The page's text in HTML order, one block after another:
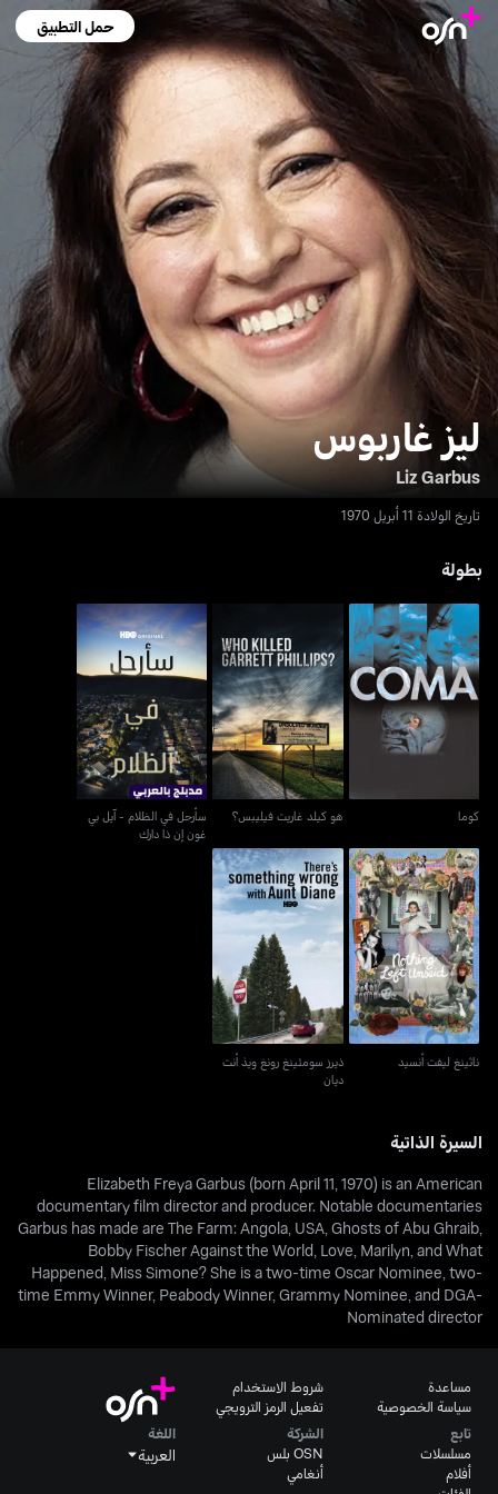
حمل التطبيق
ليز غاربوس
Liz Garbus
تاريخ الولادة 11 أبريل 1970
بطولة
كوما
كوما
هو كيلد غاريت فيليبس؟
هو كيلد غاريت فيليبس؟
سأرحل في الظلام - آيل بي
غون إن ذا دارك
سأرحل في الظلام - آيل بي
غون إن ذا دارك
ناثينغ ليفت أنسيد
ناثينغ ليفت أنسيد
ذيرز سومثينغ رونغ ويذ أنت
ديان
ذيرز سومثينغ رونغ ويذ أنت
ديان
السيرة الذاتية
Elizabeth Freya Garbus (born April 11, 1970) is an American
documentary film director and producer. Notable documentaries
Garbus has made are The Farm: Angola, USA, Ghosts of Abu Ghraib,
Bobby Fischer Against the World, Love, Marilyn, and What
Happened, Miss Simone? She is a two-time Oscar Nominee, two-
time Emmy Winner, Peabody Winner, Grammy Nominee, and DGA-
Nominated director
مساعدة
سياسة الخصوصية
شروط الاستخدام
تفعيل الرمز الترويجي
تابع
مسلسلات
أفلام
الشركة
OSN بلس
أنغامي
اللغة
العربية